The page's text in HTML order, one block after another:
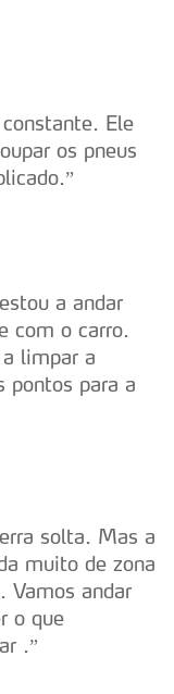
Ele
os pneus
a andar
com o carro.
limpar a
pontos para a
solta. Mas a
muito de zona
Vamos andar
o que
.”